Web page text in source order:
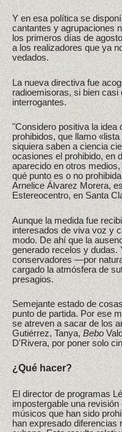
Y en esa política se
cantantes y agrupaciones
los primeros días de
a los realizadores que ya
vedados.
La nueva directiva fue
radioemisoras, si bien casi
interrogantes.
"Considero positiva la idea
prohibidos, que llamo
siquiera saben a ciencia
ocasiones el prohibido, en
aparecido en otros
qué punto es o no
Arnelice Álvarez Morera,
Estereocentro, en Santa
Aunque la medida fue
interesados de viva voz y
modo. De ahí que la
generado recelos y
conservadores —por
cargado la atmósfera de
presagios.
Semejante estado de
punto de partida. Por ese
se atreven a sacar de los
Gutiérrez, Tanya,Bebo
D'Rivera, por poner solo
¿Qué hacer?
El director de programas
impostergable una
músicos que han sido
han expresado diferencias